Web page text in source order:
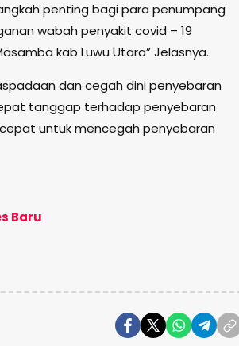
penting bagi para penumpang
wabah penyakit covid – 19
kab Luwu Utara” Jelasnya.
dan cegah dini penyebaran
tanggap terhadap penyebaran
untuk mencegah penyebaran
Baru